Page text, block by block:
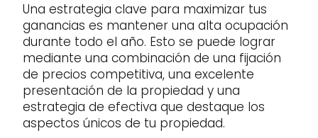
Una estrategia clave para maximizar tus
ganancias es mantener una alta ocupación
durante todo el año. Esto se puede lograr
mediante una combinación de una fijación
de precios competitiva, una excelente
presentación de la propiedad y una
estrategia de efectiva que destaque los
aspectos únicos de tu propiedad.